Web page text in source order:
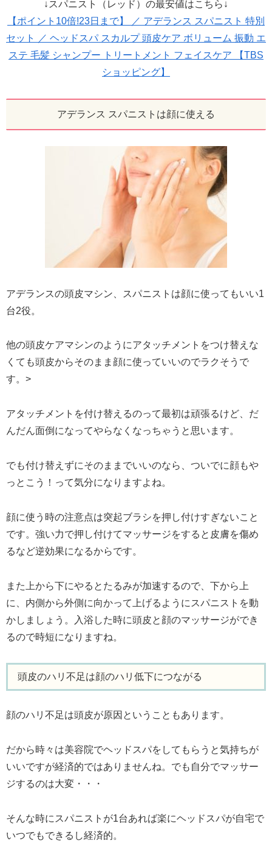
↓スパニスト（レッド）の最安値はこちら↓
【ポイント10倍!23日まで】 ／ アデランス スパニスト 特別
セット ／ ヘッドスパ スカルプ 頭皮ケア ボリューム 振動 エ
ステ 毛髪 シャンプー トリートメント フェイスケア 【TBS
ショッピング】
アデランス スパニストは顔に使える
アデランスの頭皮マシン、スパニストは顔に使ってもいい1
台2役。
他の頭皮ケアマシンのようにアタッチメントをつけ替えな
くても頭皮からそのまま顔に使っていいのでラクそうで
す。>
アタッチメントを付け替えるのって最初は頑張るけど、だ
んだん面倒になってやらなくなっちゃうと思います。
でも付け替えずにそのままでいいのなら、ついでに顔もや
っとこう！って気分になりますよね。
顔に使う時の注意点は突起ブラシを押し付けすぎないこと
です。強い力で押し付けてマッサージをすると皮膚を傷め
るなど逆効果になるからです。
また上から下にやるとたるみが加速するので、下から上
に、内側から外側に向かって上げるようにスパニストを動
かしましょう。入浴した時に頭皮と顔のマッサージができ
るので時短になりますね。
頭皮のハリ不足は顔のハリ低下につながる
顔のハリ不足は頭皮が原因ということもあります。
だから時々は美容院でヘッドスパをしてもらうと気持ちが
いいですが経済的ではありませんね。でも自分でマッサー
ジするのは大変・・・
そんな時にスパニストが1台あれば楽にヘッドスパが自宅で
いつでもできるし経済的。